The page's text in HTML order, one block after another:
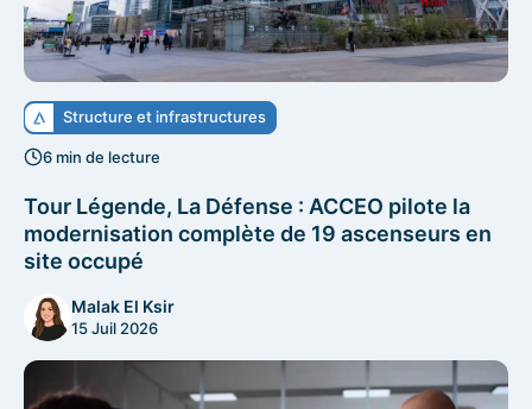
Structure et infrastructures
6 min de lecture
Tour Légende, La Défense : ACCEO pilote la
modernisation complète de 19 ascenseurs en
site occupé
Malak El Ksir
15 Juil 2026